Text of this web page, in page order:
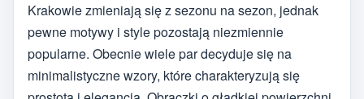
Krakowie zmieniają się z sezonu na sezon, jednak
pewne motywy i style pozostają niezmiennie
popularne. Obecnie wiele par decyduje się na
minimalistyczne wzory, które charakteryzują się